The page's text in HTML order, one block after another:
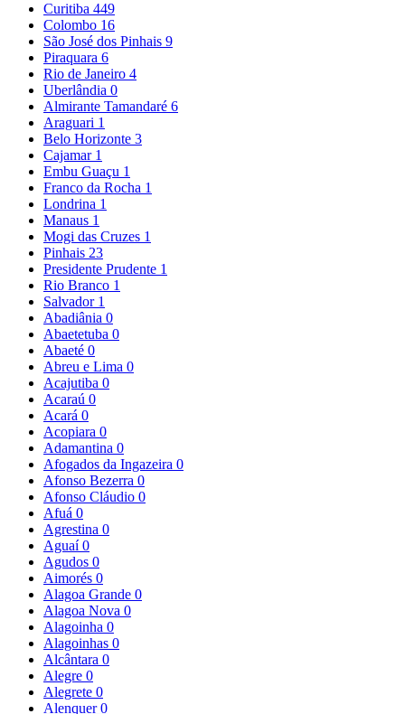
Curitiba 449
Colombo 16
São José dos Pinhais 9
Piraquara 6
Rio de Janeiro 4
Uberlândia 0
Almirante Tamandaré 6
Araguari 1
Belo Horizonte 3
Cajamar 1
Embu Guaçu 1
Franco da Rocha 1
Londrina 1
Manaus 1
Mogi das Cruzes 1
Pinhais 23
Presidente Prudente 1
Rio Branco 1
Salvador 1
Abadiânia 0
Abaetetuba 0
Abaeté 0
Abreu e Lima 0
Acajutiba 0
Acaraú 0
Acará 0
Acopiara 0
Adamantina 0
Afogados da Ingazeira 0
Afonso Bezerra 0
Afonso Cláudio 0
Afuá 0
Agrestina 0
Aguaí0
Agudos 0
Aimorés 0
Alagoa Grande 0
Alagoa Nova 0
Alagoinha 0
Alagoinhas 0
Alcântara 0
Alegre 0
Alegrete 0
Alenquer0